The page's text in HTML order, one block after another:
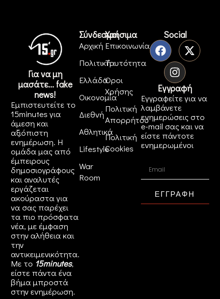
Για να μη
μασάτε... fake
news!
Εμπιστευτείτε το
15minutes για
άμεση και
αξιόπιστη
ενημέρωση. Η
ομάδα μας από
έμπειρους
δημοσιογράφους
και αναλυτές
εργάζεται
ακούραστα για
να σας παρέχει
τα πιο πρόσφατα
νέα, με έμφαση
στην αλήθεια και
την
αντικειμενικότητα.
Με το 15minutes,
είστε πάντα ένα
βήμα μπροστά
στηνενημέρωση.
Σύνδεσμοι
Αρχική
Πολιτική
Ελλάδα
Οικονομία
Διεθνή
Αθλητικά
Lifestyle
War
Room
Χρήσιμα
Επικοινωνία
Ταυτότητα
Όροι
Χρήσης
Πολιτική
Απορρήτου
Πολιτική
Cookies
Social
Εγγραφή
Εγγραφείτε για να
λαμβάνετε
ενημερώσεις στο
e-mail σας και να
είστε πάντοτε
ενημερωμένοι
ΕΓΓΡΑΦΗ